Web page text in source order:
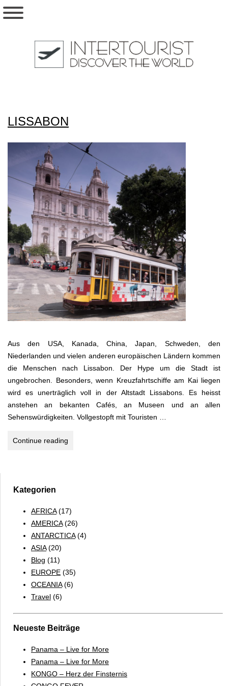
LISSABON
Aus den USA, Kanada, China, Japan, Schweden, den
Niederlanden und vielen anderen europäischen Ländern kommen
die Menschen nach Lissabon. Der Hype um die Stadt ist
ungebrochen. Besonders, wenn Kreuzfahrtschiffe am Kai liegen
wird es unerträglich voll in der Altstadt Lissabons. Es heisst
anstehen an bekanten Cafés, an Museen und an allen
Sehenswürdigkeiten. Vollgestopft mit Touristen …
Continue reading
Kategorien
AFRICA(17)
AMERICA(26)
ANTARCTICA(4)
ASIA(20)
Blog (11)
EUROPE (35)
OCEANIA(6)
Travel (6)
Neueste Beiträge
Panama – Live for More
Panama – Live for More
KONGO – Herz der Finsternis